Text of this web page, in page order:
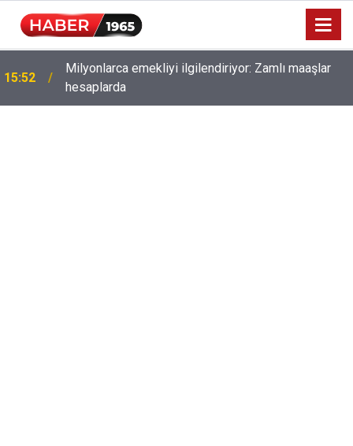
15:52
Milyonlarca emekliyi ilgilendiriyor: Zamlı maaşlar
hesaplarda